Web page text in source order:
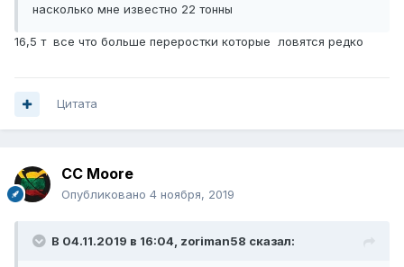
насколько мне известно 22 тонны
16,5 т все что больше переростки которые ловятся редко
Цитата
CC Moore
Опубликовано 4 ноября, 2019
В 04.11.2019 в 16:04, zoriman58 сказал: